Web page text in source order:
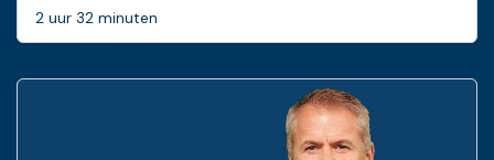
2 uur 32 minuten